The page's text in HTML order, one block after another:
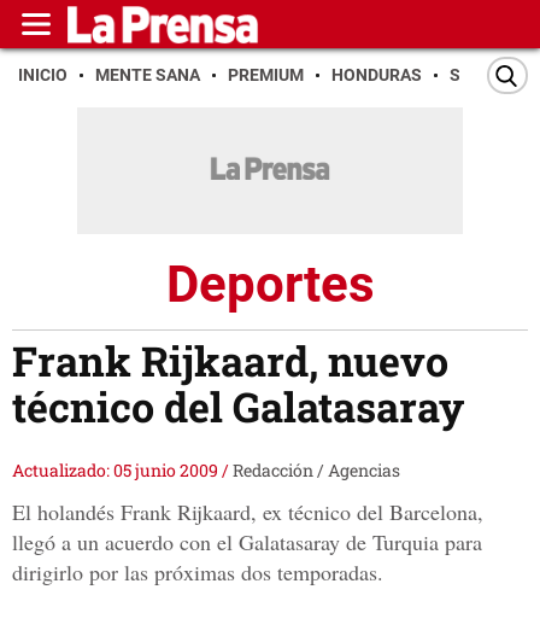
INICIO MENTE SANA PREMIUM HONDURAS SAN PEDRO
Deportes
Frank Rijkaard, nuevo
técnico del Galatasaray
Actualizado: 05 junio 2009 /Redacción / Agencias
El holandés Frank Rijkaard, ex técnico del Barcelona,
llegó a un acuerdo con el Galatasaray de Turquia para
dirigirlo por las próximas dos temporadas.